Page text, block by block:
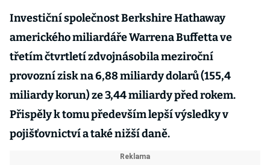
Investiční společnost Berkshire Hathaway
amerického miliardáře Warrena Buffetta ve
třetím čtvrtletí zdvojnásobila meziroční
provozní zisk na 6,88 miliardy dolarů (155,4
miliardy korun) ze 3,44 miliardy před rokem.
Přispěly k tomu především lepší výsledky v
pojišťovnictví a také nižší daně.